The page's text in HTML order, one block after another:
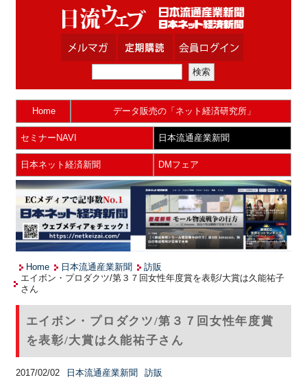
Home データ販売の「ネット経済研究所」
セミナーNAVI 日本流通産業新聞
日本ネット経済新聞 DMフェア
Home 日本流通産業新聞
訪販
エイボン・プロダクツ/第３７回女性年度賞を表彰/大賞は久能祐子
さん
エイボン・プロダクツ/第３７回女性年度賞
を表彰/大賞は久能祐子さん
2017/02/02 日本流通産業新聞
訪販